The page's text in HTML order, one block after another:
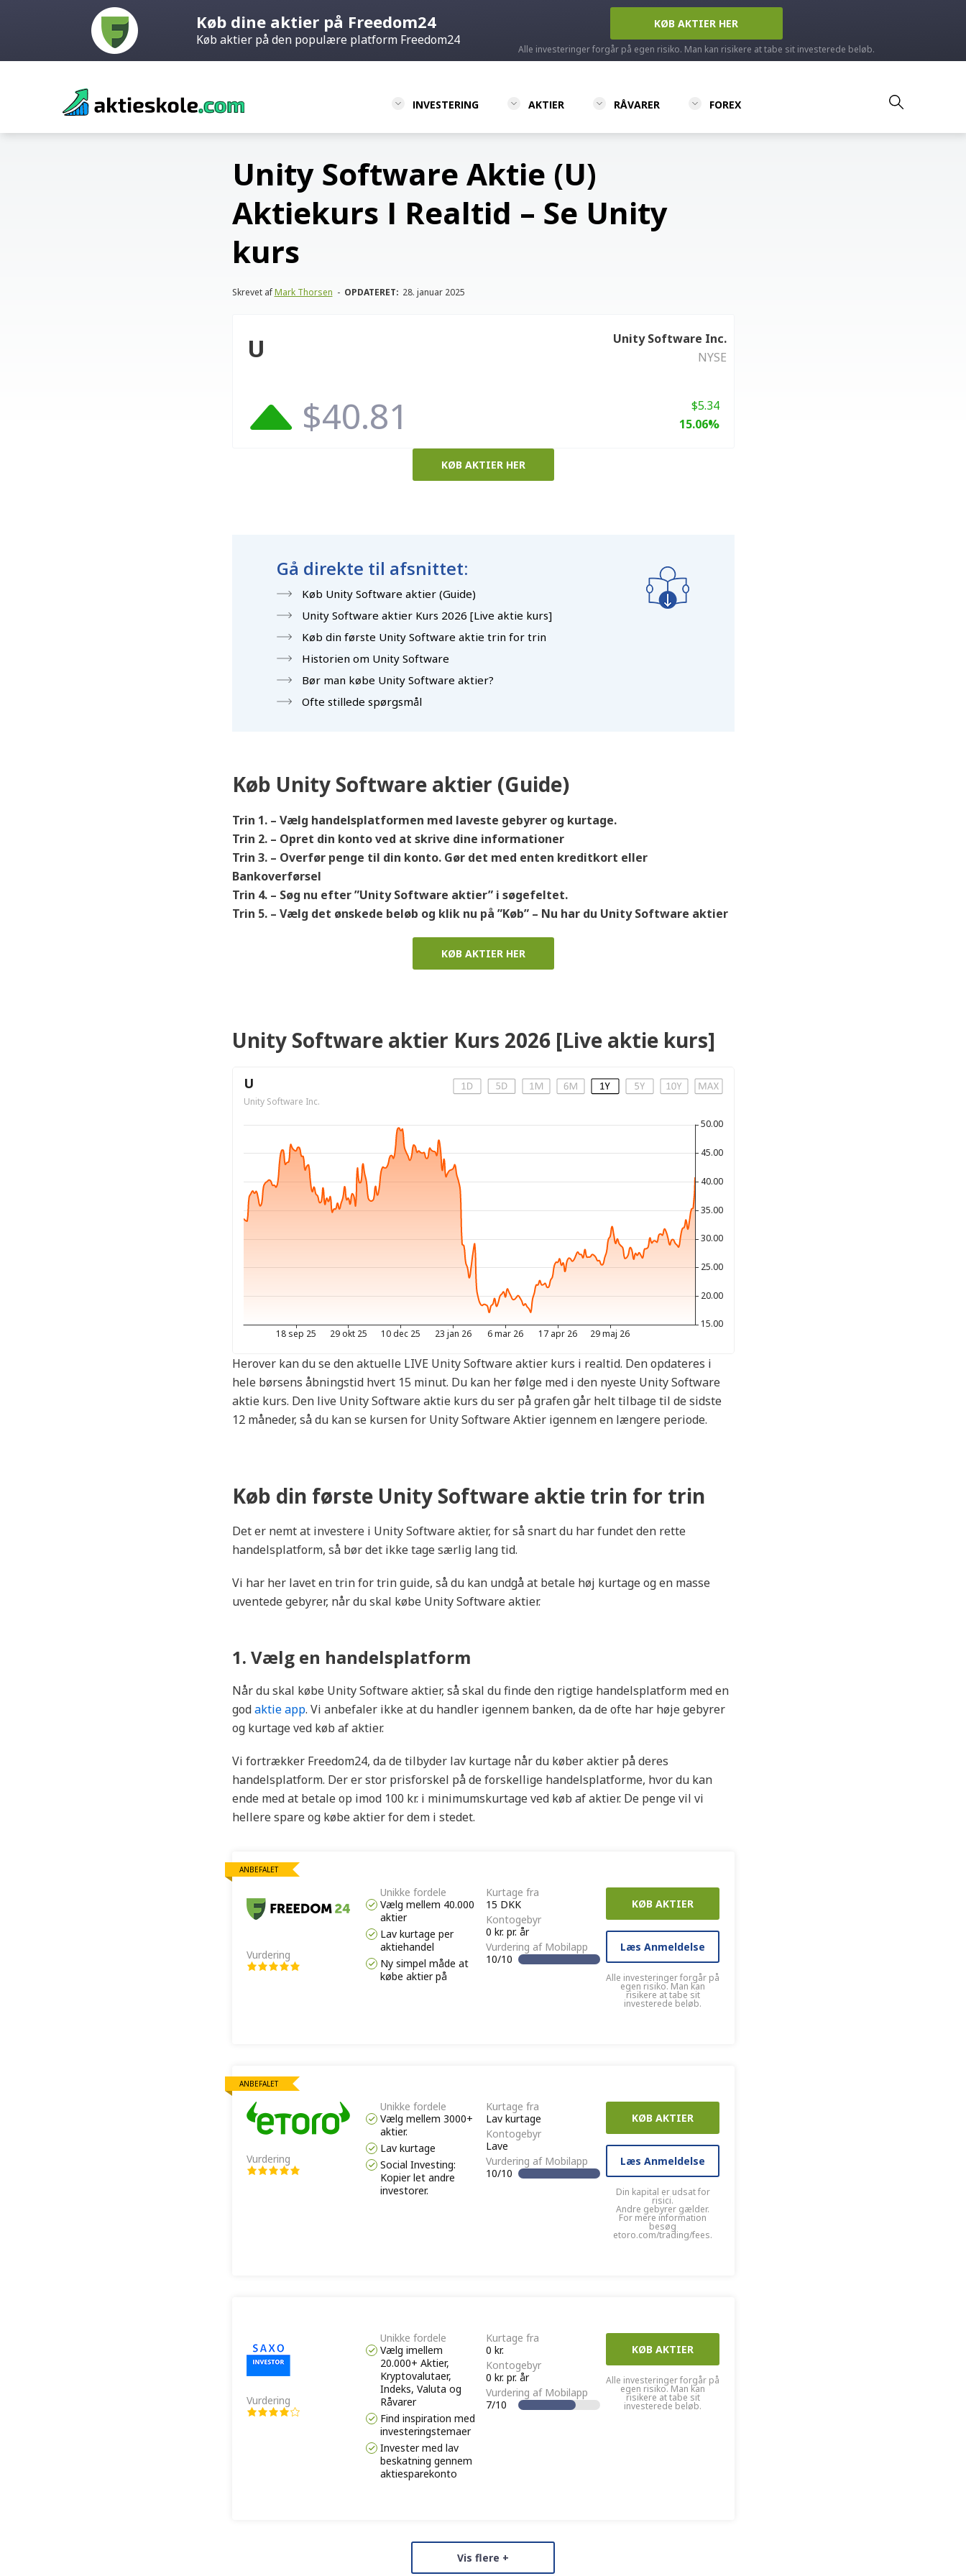
content
INVESTERING AKTIER RÅVARER FOREX
Unity Software Aktie (U)
Aktiekurs I Realtid – Se Unity
kurs
Skrevet afMark Thorsen - OPDATERET: 28. januar 2025
U
Unity Software Inc.
NYSE
$40.81
$5.34
15.06%
KØB AKTIER HER
Gå direkte til afsnittet:
Køb Unity Software aktier (Guide)
Unity Software aktier Kurs 2026 [Live aktie kurs]
Køb din første Unity Software aktie trin for trin
Historien om Unity Software
Bør man købe Unity Software aktier?
Ofte stillede spørgsmål
Køb Unity Software aktier (Guide)
Trin 1. – Vælg handelsplatformen med laveste gebyrerog kurtage.
Trin 2. – Opret din konto ved at skrive dine informationer
Trin 3. – Overfør penge til din konto. Gør det med enten kreditkort eller
Bankoverførsel
Trin 4. – Søg nu efter ”Unity Software aktier” i søgefeltet.
Trin 5. – Vælg det ønskede beløb og klik nu på ”Køb” – Nu har du Unity Software aktier
KØB AKTIER HER
Unity Software aktier Kurs 2026 [Live aktie kurs]
Herover kan du se den aktuelle LIVE Unity Software aktier kurs i realtid. Den opdateres i
hele børsens åbningstid hvert 15 minut. Du kan her følge med i den nyeste Unity Software
aktie kurs. Den live Unity Software aktie kurs du ser på grafen går helt tilbage til de sidste
12 måneder, så du kan se kursen for Unity Software Aktier igennem en længere periode.
Køb din første Unity Software aktie trin for trin
Det er nemt at investere i Unity Software aktier, for så snart du har fundet den rette
handelsplatform, så bør det ikke tage særlig lang tid.
Vi har her lavet en trin for trin guide, så du kan undgå at betale høj kurtage og en masse
uventede gebyrer, når du skal købe Unity Software aktier.
1. Vælg en handelsplatform
Når du skal købe Unity Software aktier, så skal du finde den rigtige handelsplatform med en
godaktie app. Vi anbefaler ikke at du handler igennem banken, da de ofte har høje gebyrer
og kurtage ved køb af aktier.
Vi fortrækker Freedom24, da de tilbyder lav kurtage når du køber aktier på deres
handelsplatform. Der er stor prisforskel på de forskellige handelsplatforme, hvor du kan
ende med at betale op imod 100 kr. i minimumskurtage ved køb af aktier. De penge vil vi
hellere spare og købe aktier for dem i stedet.
Vurdering
Unikke fordele
Vælg mellem 40.000
aktier
Lav kurtage per
aktiehandel
Ny simpel måde at
købe aktier på
Kurtage fra
15 DKK
Kontogebyr
0 kr. pr. år
Vurdering af Mobilapp
10/10
KØB AKTIER
Læs Anmeldelse
Alle investeringer forgår på
egen risiko. Man kan
risikere at tabe sit
investerede beløb.
ANBEFALET
Vurdering
Unikke fordele
Vælg mellem 3000+
aktier.
Lav kurtage
Social Investing:
Kopier let andre
investorer.
Kurtage fra
Lav kurtage
Kontogebyr
Lave
Vurdering af Mobilapp
10/10
KØB AKTIER
Læs Anmeldelse
Din kapital er udsat for
risici.
Andre gebyrer gælder.
For mere information
besøg
etoro.com/trading/fees.
ANBEFALET
Vurdering
Unikke fordele
Vælg imellem
20.000+ Aktier,
Kryptovalutaer,
Indeks, Valuta og
Råvarer
Find inspiration med
investeringstemaer
Invester med lav
beskatning gennem
aktiesparekonto
Kurtage fra
0 kr.
Kontogebyr
0 kr. pr. år
Vurdering af Mobilapp
7/10
KØB AKTIER
Alle investeringer forgår på
egen risiko. Man kan
risikere at tabe sit
investerede beløb.
Unikke fordele Kurtage fra
Vis flere +
Køb dine aktier på Freedom24
Køb aktier på den populære platform Freedom24
KØB AKTIER HER
Alle investeringer forgår på egen risiko. Man kan risikere at tabe sit investerede beløb.